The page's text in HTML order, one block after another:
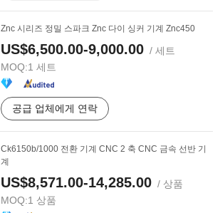
Znc 시리즈 정밀 스파크 Znc 다이 싱커 기계 Znc450
US$6,500.00-9,000.00 / 세트
MOQ:1 세트
공급 업체에게 연락
Ck6150b/1000 전환 기계 CNC 2 축 CNC 금속 선반 기
계
US$8,571.00-14,285.00 / 상품
MOQ:1 상품